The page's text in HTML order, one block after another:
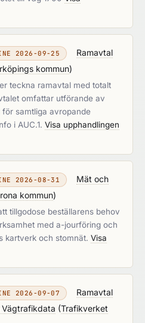
2026-09-25
Ramavtal
kommun)
teckna ramavtal med totalt
omfattar utförande av
samtliga avropande
i AUC.1. Visa upphandlingen
2026-08-31
Mät och
kommun)
tillgodose beställarens behov
med a-jourföring och
kartverk och stomnät. Visa
2026-09-07
Ramavtal
Vägtrafikdata (Trafikverket